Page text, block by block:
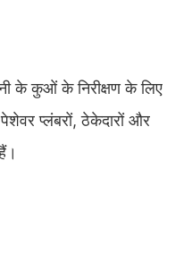
के कुओं के निरीक्षण के लिए
प्लंबरों, ठेकेदारों और